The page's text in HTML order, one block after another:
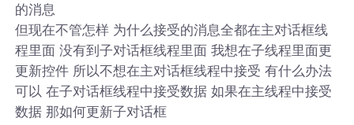
的消息
但现在不管怎样 为什么接受的消息全都在主对话框线
程里面 没有到子对话框线程里面 我想在子线程里面更
更新控件 所以不想在主对话框线程中接受 有什么办法
可以 在子对话框线程中接受数据 如果在主线程中接受
数据 那如何更新子对话框